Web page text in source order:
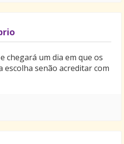
chegará um dia em que os
senão acreditar com